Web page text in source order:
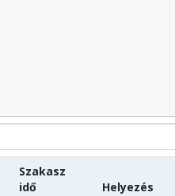
Szakasz
idő
Helyezés